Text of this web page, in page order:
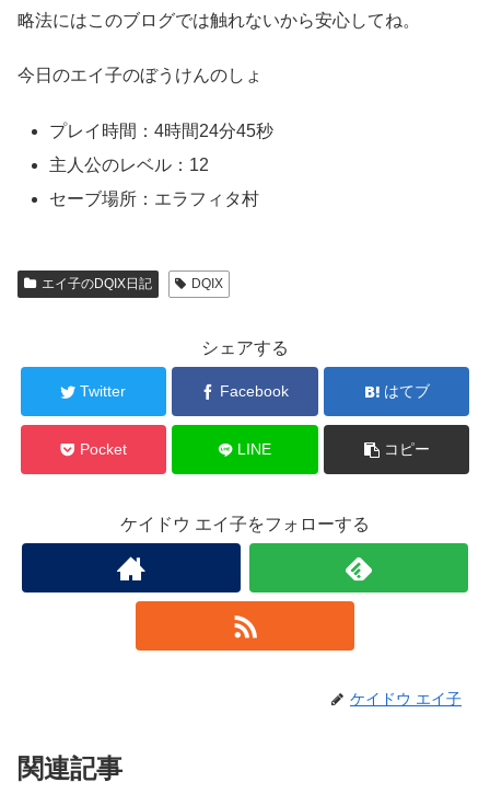
略法にはこのブログでは触れないから安心してね。
今日のエイ子のぼうけんのしょ
プレイ時間：4時間24分45秒
主人公のレベル：12
セーブ場所：エラフィタ村
エイ子のDQIX日記 DQIX
シェアする
Twitter Facebook はてブ
Pocket LINE コピー
ケイドウ エイ子をフォローする
ケイドウ エイ子
関連記事